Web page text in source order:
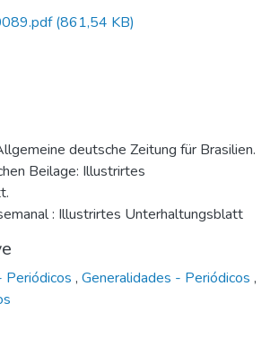
(861,54 KB)
deutsche Zeitung für Brasilien.
Beilage: Illustrirtes
: Illustrirtes Unterhaltungsblatt
, Generalidades - Periódicos ,